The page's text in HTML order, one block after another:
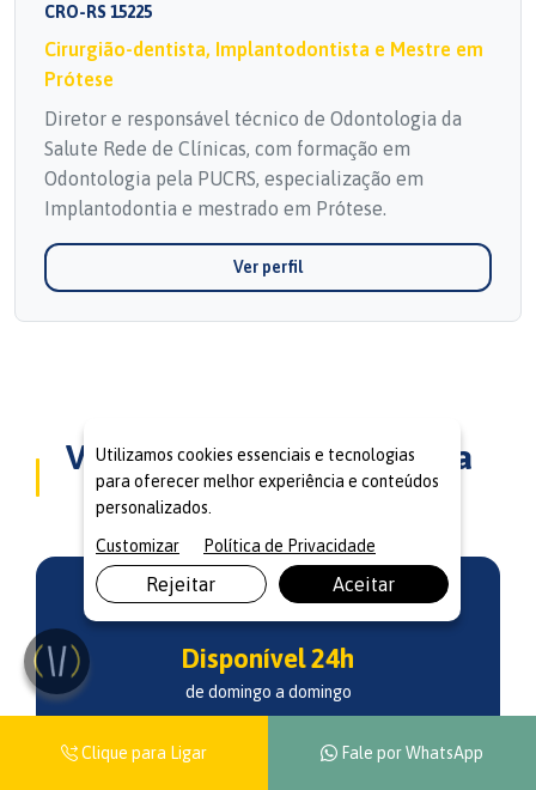
CRO-RS 15225
Cirurgião-dentista, Implantodontista e Mestre em
Prótese
Diretor e responsável técnico de Odontologia da
Salute Rede de Clínicas, com formação em
Odontologia pela PUCRS, especialização em
Implantodontia e mestrado em Prótese.
Ver perfil
Vantagens Exclusivas para
Sua Família
Disponível 24h
de domingo a domingo
Clique para Ligar Fale por WhatsApp
Utilizamos cookies essenciais e tecnologias
para oferecer melhor experiência e conteúdos
personalizados.
Customizar
Política de Privacidade
Rejeitar Aceitar